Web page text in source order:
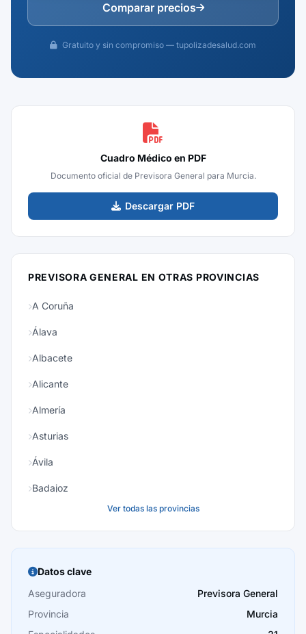
Comparar precios
Gratuito y sin compromiso — tupolizadesalud.com
Cuadro Médico en PDF
Documento oficial de Previsora General para Murcia.
Descargar PDF
PREVISORA GENERAL EN OTRAS PROVINCIAS
A Coruña
Álava
Albacete
Alicante
Almería
Asturias
Ávila
Badajoz
Burgos
Cáceres
Cádiz
Ver todas las provincias
Datos clave
Aseguradora
Previsora General
Provincia
Murcia